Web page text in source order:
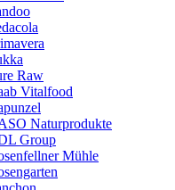
Raw
Vitalfood
Naturprodukte
Group
Mühle